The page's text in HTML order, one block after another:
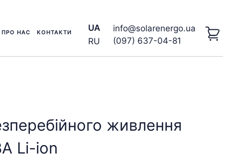
ПРО НАС КОНТАКТИ
UA
RU
info@solarenergo.ua
(097) 637-04-81
живлення
Li-ion